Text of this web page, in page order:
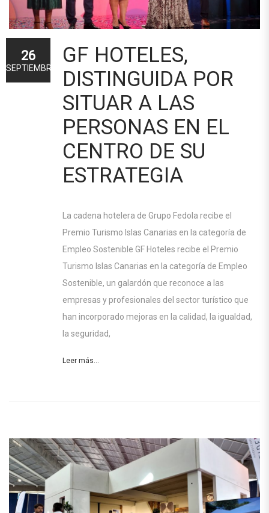
GF HOTELES,
DISTINGUIDA POR
SITUAR A LAS
PERSONAS EN EL
CENTRO DE SU
ESTRATEGIA
La cadena hotelera de Grupo Fedola recibe el
Premio Turismo Islas Canarias en la categoría de
Empleo Sostenible GF Hoteles recibe el Premio
Turismo Islas Canarias en la categoría de Empleo
Sostenible, un galardón que reconoce a las
empresas y profesionales del sector turístico que
han incorporado mejoras en la calidad, la igualdad,
la seguridad,
Leer más...
26
SEPTIEMBRE